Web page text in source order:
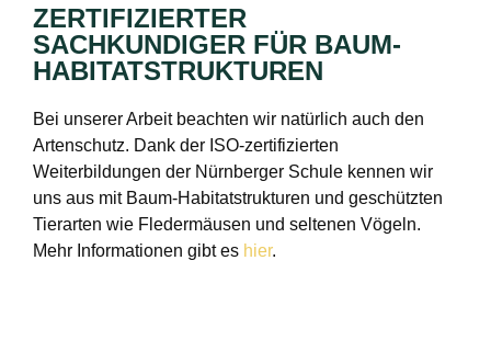
ZERTIFIZIERTER
SACHKUNDIGER FÜR BAUM-
HABITATSTRUKTUREN
Bei unserer Arbeit beachten wir natürlich auch den
Artenschutz. Dank der ISO-zertifizierten
Weiterbildungen der Nürnberger Schule kennen wir
uns aus mit Baum-Habitatstrukturen und geschützten
Tierarten wie Fledermäusen und seltenen Vögeln.
Mehr Informationen gibt es hier.